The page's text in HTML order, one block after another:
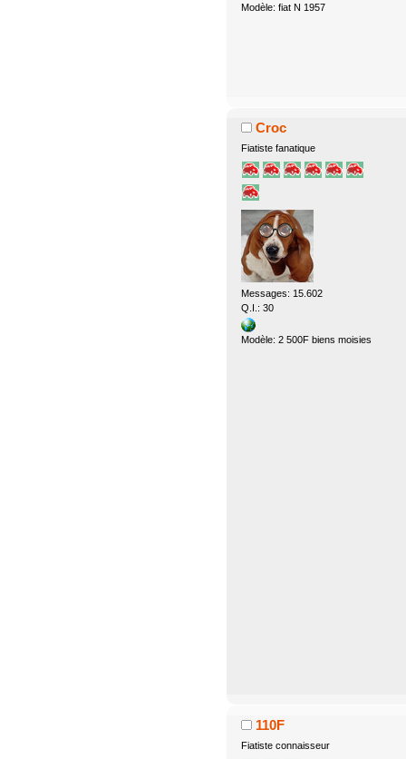
Modèle: fiat N 1957
Croc
Fiatiste fanatique
Messages: 15.602
Q.I.: 30
Modèle: 2 500F biens moisies
110F
Fiatiste connaisseur